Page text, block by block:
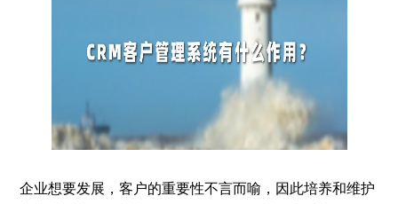
企业想要发展，客户的重要性不言而喻，因此培养和维护